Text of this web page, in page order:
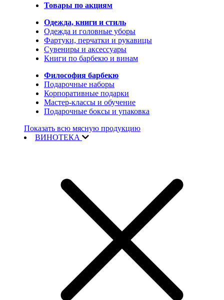
Товары по акциям
Одежда, книги и стиль
Одежда и головные уборы
Фартуки, перчатки и рукавицы
Сувениры и аксессуары
Книги по барбекю и винам
Философия барбекю
Подарочные наборы
Корпоративные подарки
Мастер-классы и обучение
Подарочные боксы и упаковка
Показать всю мясную продукцию
ВИНОТЕКА